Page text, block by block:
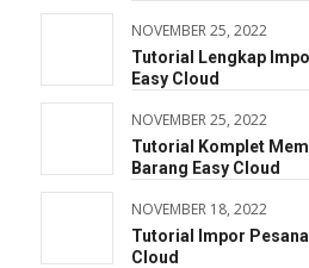
NOVEMBER 25, 2022
Tutorial Lengkap
Easy Cloud
NOVEMBER 25, 2022
Tutorial Komplet
Barang Easy Cloud
NOVEMBER 18, 2022
Tutorial Impor
Cloud